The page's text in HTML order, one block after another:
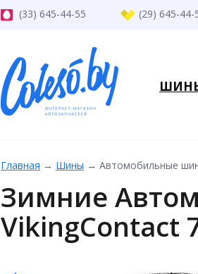
(33) 645-44-55 (29) 645-44-
Главная → Шины → Автомобильные
Зимние
VikingContact